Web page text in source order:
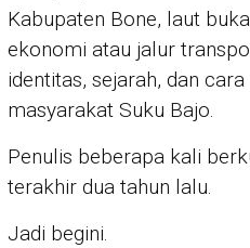
Kabupaten Bone, laut
ekonomi atau jalur
identitas, sejarah, dan
masyarakat Suku Bajo.
Penulis beberapa kali
terakhir dua tahun lalu.
Jadi begini.